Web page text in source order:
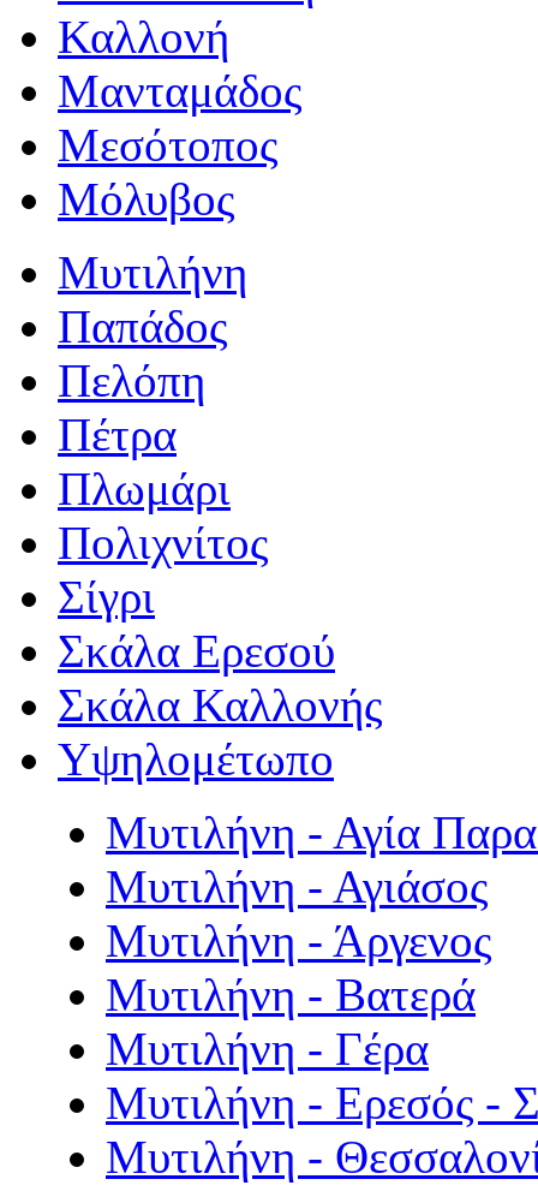
Καλλονή
Μανταμάδος
Μεσότοπος
Μόλυβος
Μυτιλήνη
Παπάδος
Πελόπη
Πέτρα
Πλωμάρι
Πολιχνίτος
Σίγρι
Σκάλα Ερεσού
Σκάλα Καλλονής
Υψηλομέτωπο
Μυτιλήνη - Αγία
Μυτιλήνη - Αγιάσος
Μυτιλήνη - Άργενος
Μυτιλήνη - Βατερά
Μυτιλήνη - Γέρα
Μυτιλήνη - Ερεσός -
Μυτιλήνη -